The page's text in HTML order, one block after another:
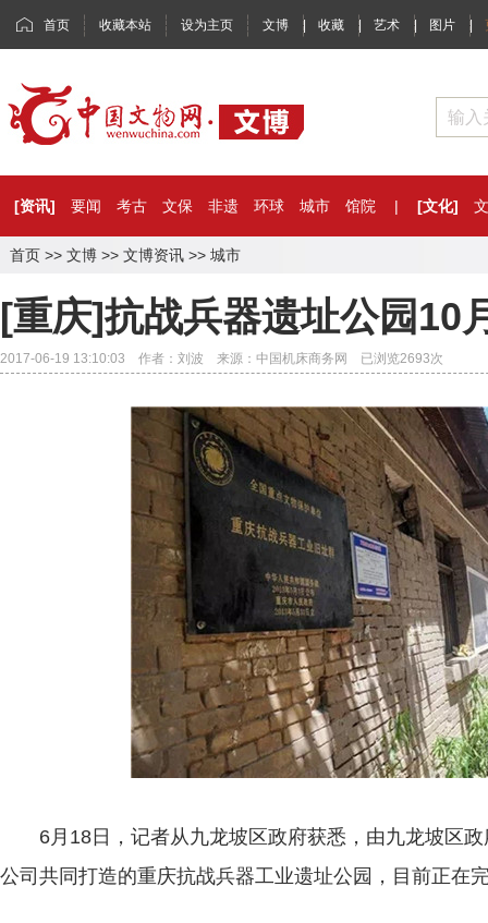
首页 收藏本站 设为主页 文博 | 收藏 | 艺术 | 图片 |
[资讯] 要闻 考古 文保 非遗 环球 城市 馆院 | [文化]
首页 >> 文博 >> 文博资讯 >> 城市
[重庆]抗战兵器遗址公园10
2017-06-19 13:10:03 作者：刘波 来源：中国机床商务网 已浏览2693次
6月18日，记者从九龙坡区政府获悉，由九龙坡区政
公司共同打造的重庆抗战兵器工业遗址公园，目前正在